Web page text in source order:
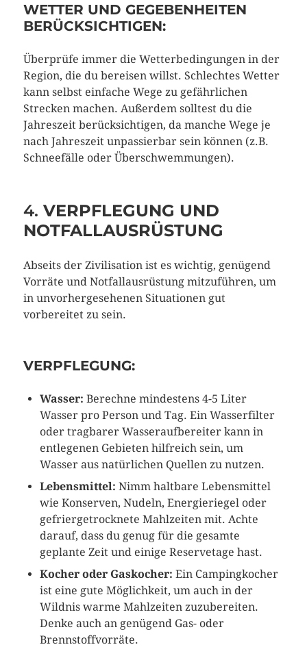
WETTER UND GEGEBENHEITEN
BERÜCKSICHTIGEN:
Überprüfe immer die Wetterbedingungen in der
Region, die du bereisen willst. Schlechtes Wetter
kann selbst einfache Wege zu gefährlichen
Strecken machen. Außerdem solltest du die
Jahreszeit berücksichtigen, da manche Wege je
nach Jahreszeit unpassierbar sein können (z.B.
Schneefälle oder Überschwemmungen).
4. VERPFLEGUNG UND
NOTFALLAUSRÜSTUNG
Abseits der Zivilisation ist es wichtig, genügend
Vorräte und Notfallausrüstung mitzuführen, um
in unvorhergesehenen Situationen gut
vorbereitet zu sein.
VERPFLEGUNG:
Wasser: Berechne mindestens 4-5 Liter
Wasser pro Person und Tag. Ein Wasserfilter
oder tragbarer Wasseraufbereiter kann in
entlegenen Gebieten hilfreich sein, um
Wasser aus natürlichen Quellen zu nutzen.
Lebensmittel: Nimm haltbare Lebensmittel
wie Konserven, Nudeln, Energieriegel oder
gefriergetrocknete Mahlzeiten mit. Achte
darauf, dass du genug für die gesamte
geplante Zeit und einige Reservetage hast.
Kocher oder Gaskocher: Ein Campingkocher
ist eine gute Möglichkeit, um auch in der
Wildnis warme Mahlzeiten zuzubereiten.
Denke auch an genügend Gas- oder
Brennstoffvorräte.